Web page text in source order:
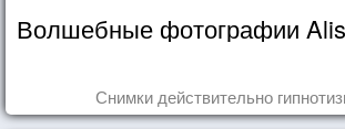
Волшебные фотографии
Снимки действительно